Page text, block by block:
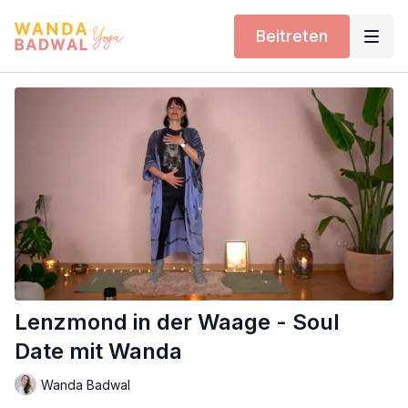
Beitreten
Lenzmond in der Waage - Soul
Date mit Wanda
Wanda Badwal